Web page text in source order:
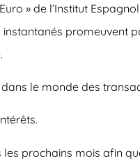
» de l’Institut
promeuvent
le monde des
prochains mois afin